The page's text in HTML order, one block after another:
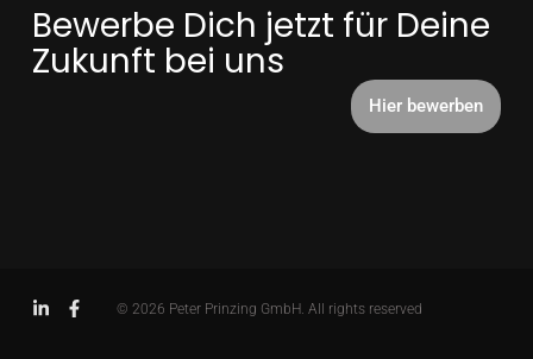
Bewerbe Dich jetzt für Deine
Zukunft bei uns
Hier bewerben
© 2026 Peter Prinzing GmbH. All rights reserved